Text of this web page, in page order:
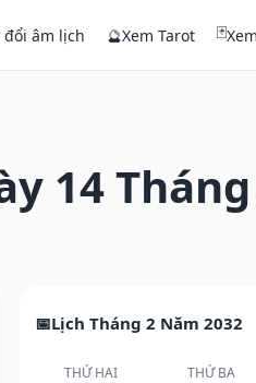
đổi âm lịch 🔮Xem Tarot 🃏
14
Lịch Tháng 2 Năm 2032
THỨ HAI THỨ BA